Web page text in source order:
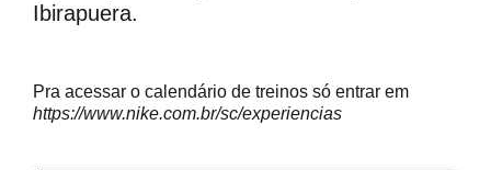
Ibirapuera.
Pra acessar o calendário de treinos só entrar em
https://www.nike.com.br/sc/experiencias